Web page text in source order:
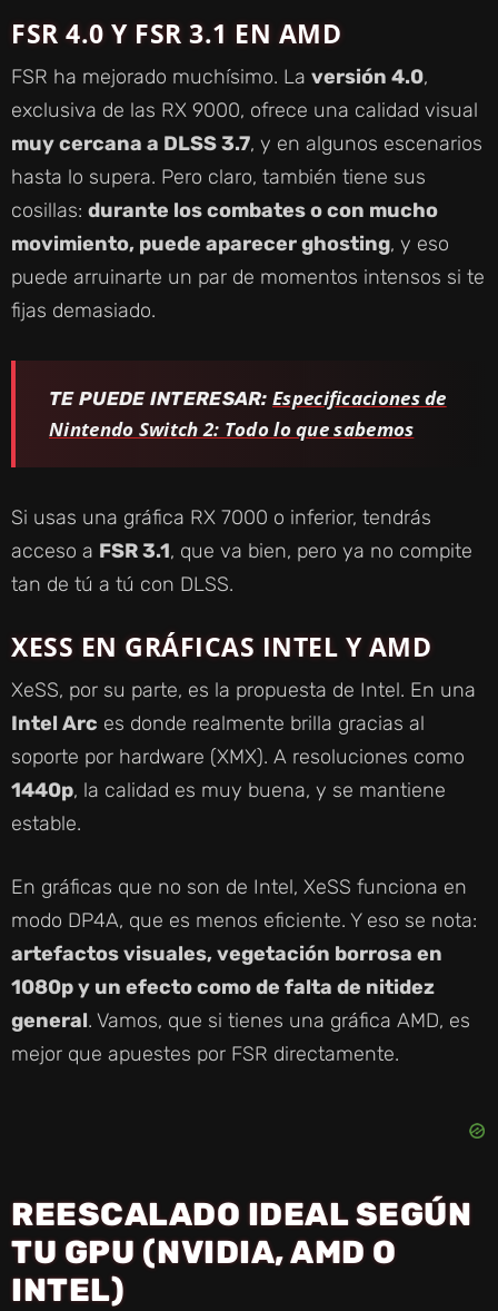
FSR 4.0 Y FSR 3.1 EN AMD
FSR ha mejorado muchísimo. La versión 4.0,
exclusiva de las RX 9000, ofrece una calidad visual
muy cercana a DLSS 3.7, y en algunos escenarios
hasta lo supera. Pero claro, también tiene sus
cosillas: durante los combates o con mucho
movimiento, puede aparecer ghosting, y eso
puede arruinarte un par de momentos intensos si te
fijas demasiado.
TE PUEDE INTERESAR: Especificaciones de
Nintendo Switch 2: Todo lo que sabemos
Si usas una gráfica RX 7000 o inferior, tendrás
acceso a FSR 3.1, que va bien, pero ya no compite
tan de tú a tú con DLSS.
XESS EN GRÁFICAS INTEL Y AMD
XeSS, por su parte, es la propuesta de Intel. En una
Intel Arc es donde realmente brilla gracias al
soporte por hardware (XMX). A resoluciones como
1440p, la calidad es muy buena, y se mantiene
estable.
En gráficas que no son de Intel, XeSS funciona en
modo DP4A, que es menos eficiente. Y eso se nota:
artefactos visuales, vegetación borrosa en
1080p y un efecto como de falta de nitidez
general. Vamos, que si tienes una gráfica AMD, es
mejor que apuestes por FSR directamente.
REESCALADO IDEAL SEGÚN
TU GPU (NVIDIA, AMD O
INTEL)